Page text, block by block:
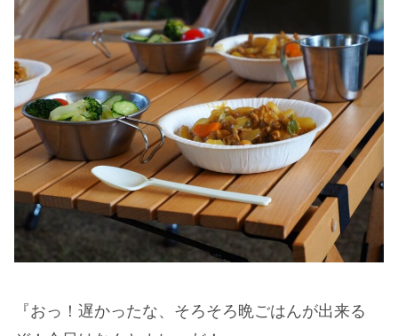
『おっ！遅かったな、そろそろ晩ごはんが出来る